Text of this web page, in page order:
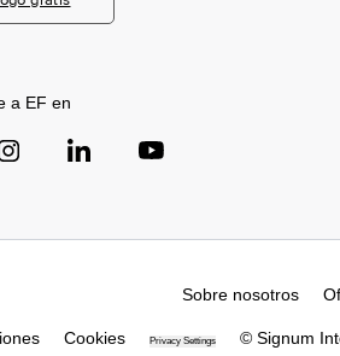
a EF en
Sobre nosotros
Cookies Privacy Settings © Signum